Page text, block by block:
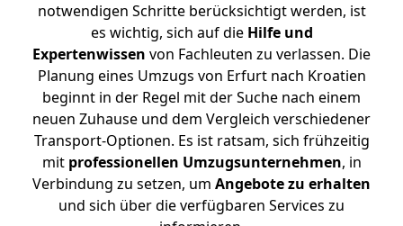
notwendigen Schritte berücksichtigt werden, ist
es wichtig, sich auf die Hilfe und
Expertenwissen von Fachleuten zu verlassen. Die
Planung eines Umzugs von Erfurt nach Kroatien
beginnt in der Regel mit der Suche nach einem
neuen Zuhause und dem Vergleich verschiedener
Transport-Optionen. Es ist ratsam, sich frühzeitig
mit professionellen Umzugsunternehmen, in
Verbindung zu setzen, um Angebote zu erhalten
und sich über die verfügbaren Services zu